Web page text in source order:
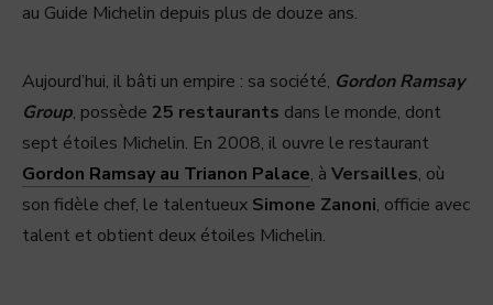
au Guide Michelin depuis plus de douze ans.
Aujourd’hui, il bâti un empire : sa société, Gordon Ramsay
Group, possède 25 restaurants dans le monde, dont
sept étoiles Michelin. En 2008, il ouvre le restaurant
Gordon Ramsay au Trianon Palace, à Versailles, où
son fidèle chef, le talentueux Simone Zanoni, officie avec
talent et obtient deux étoiles Michelin.